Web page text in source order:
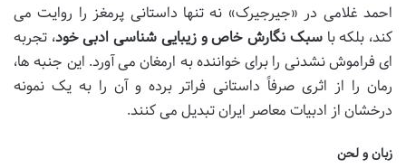
احمد غلامی در «جیرجیرک» نه تنها داستانی پرمغز را روایت می
کند، بلکه باسبک نگارش خاص و زیبایی شناسی ادبی خود، تجربه
ای فراموش نشدنی را برای خواننده به ارمغان می آورد. این جنبه ها،
رمان را از اثری صرفاً داستانی فراتر برده و آن را به یک نمونه
درخشان از ادبیات معاصر ایران تبدیل می کنند.
زبان و لحن